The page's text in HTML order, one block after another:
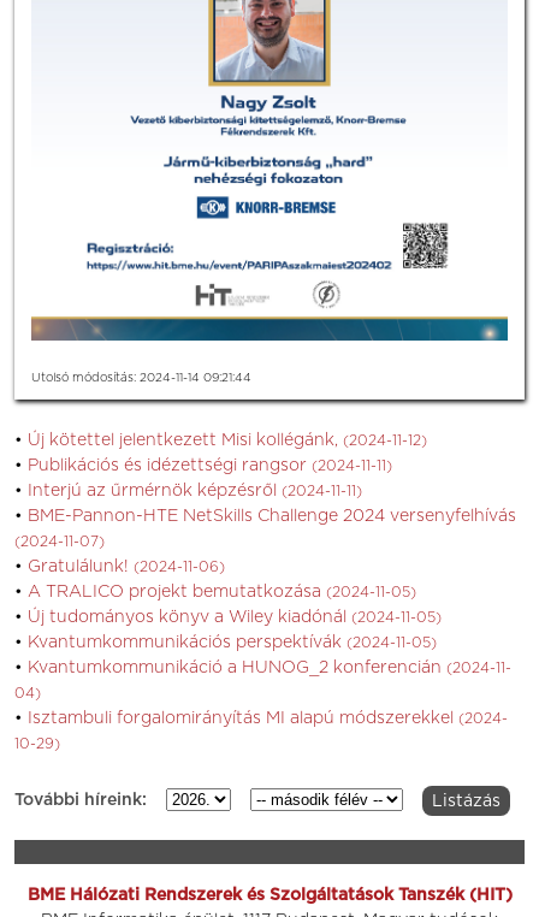
Utolsó módosítás: 2024-11-14 09:21:44
Új kötettel jelentkezett Misi kollégánk, (2024-11-12)
Publikációs és idézettségi rangsor (2024-11-11)
Interjú az űrmérnök képzésről (2024-11-11)
BME-Pannon-HTE NetSkills Challenge 2024 versenyfelhívás
(2024-11-07)
Gratulálunk! (2024-11-06)
A TRALICO projekt bemutatkozása (2024-11-05)
Új tudományos könyv a Wiley kiadónál (2024-11-05)
Kvantumkommunikációs perspektívák (2024-11-05)
Kvantumkommunikáció a HUNOG_2 konferencián (2024-11-
04)
Isztambuli forgalomirányítás MI alapú módszerekkel
(2024-
10-29)
További híreink:
BME Hálózati Rendszerek és Szolgáltatások Tanszék (HIT)